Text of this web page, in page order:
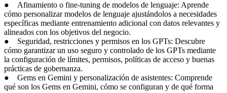
● Afinamiento o fine-tuning de modelos de lenguaje: Aprende
cómo personalizar modelos de lenguaje ajustándolos a necesidades
específicas mediante entrenamiento adicional con datos relevantes y
alineados con los objetivos del negocio.
● Seguridad, restricciones y permisos en los GPTs: Descubre
cómo garantizar un uso seguro y controlado de los GPTs mediante
la configuración de límites, permisos, políticas de acceso y buenas
prácticas de gobernanza.
● Gems en Gemini y personalización de asistentes: Comprende
qué son los Gems en Gemini, cómo se configuran y de qué forma